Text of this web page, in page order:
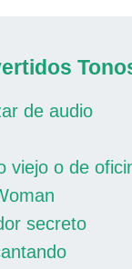
de audio
viejo o de
secreto